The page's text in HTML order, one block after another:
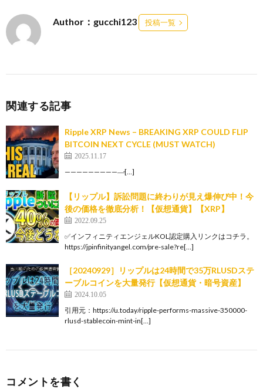
Author：gucchi123 投稿一覧
関連する記事
Ripple XRP News – BREAKING XRP COULD FLIP
BITCOIN NEXT CYCLE (MUST WATCH)
2025.11.17
——————————̵[…]
【リップル】訴訟問題に終わりが見え爆伸び中！今
後の価格を徹底分析！【仮想通貨】【XRP】
2022.09.25
✅インフィニティエンジェルKOL認定購入リンクはコチラ。
https://jpinfinityangel.com/pre-sale?re[…]
［20240929］リップルは24時間で35万RLUSDステ
ーブルコインを大量発行【仮想通貨・暗号資産】
2024.10.05
引用元：https://u.today/ripple-performs-massive-350000-
rlusd-stablecoin-mint-in[…]
コメントを書く